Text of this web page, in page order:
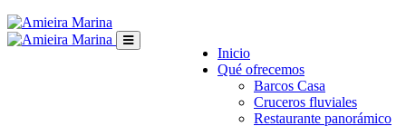
Inicio
Qué ofrecemos
Barcos Casa
Cruceros fluviales
Restaurante panorámico